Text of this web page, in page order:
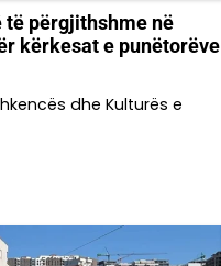
të përgjithshme në
kërkesat e punëtorëve
dhe Kulturës e